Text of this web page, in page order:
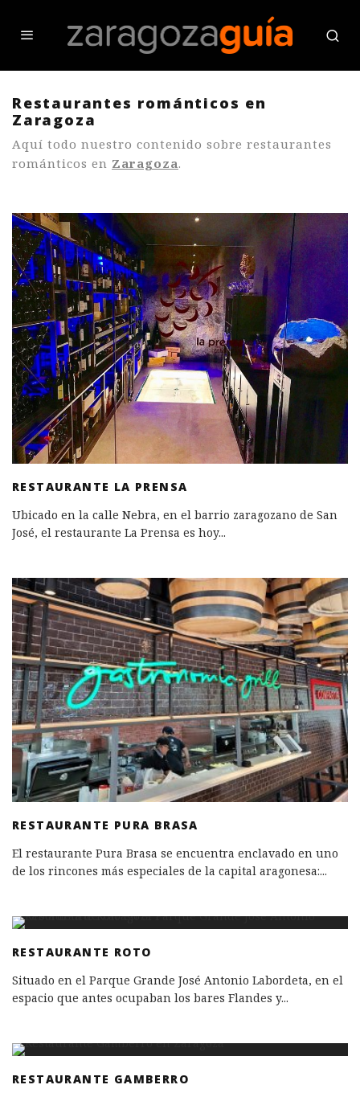
Restaurantes románticos en
Zaragoza
Aquí todo nuestro contenido sobre restaurantes
románticos en Zaragoza.
RESTAURANTE LA PRENSA
Ubicado en la calle Nebra, en el barrio zaragozano de San
José, el restaurante La Prensa es hoy...
RESTAURANTE PURA BRASA
El restaurante Pura Brasa se encuentra enclavado en uno
de los rincones más especiales de la capital aragonesa:...
RESTAURANTE ROTO
Situado en el Parque Grande José Antonio Labordeta, en el
espacio que antes ocupaban los bares Flandes y...
RESTAURANTE GAMBERRO